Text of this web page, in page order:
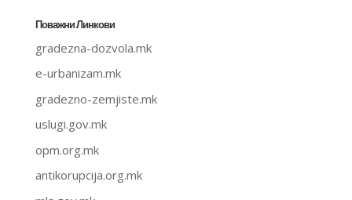
Поважни Линкови
gradezna-dozvola.mk
e-urbanizam.mk
gradezno-zemjiste.mk
uslugi.gov.mk
opm.org.mk
antikorupcija.org.mk